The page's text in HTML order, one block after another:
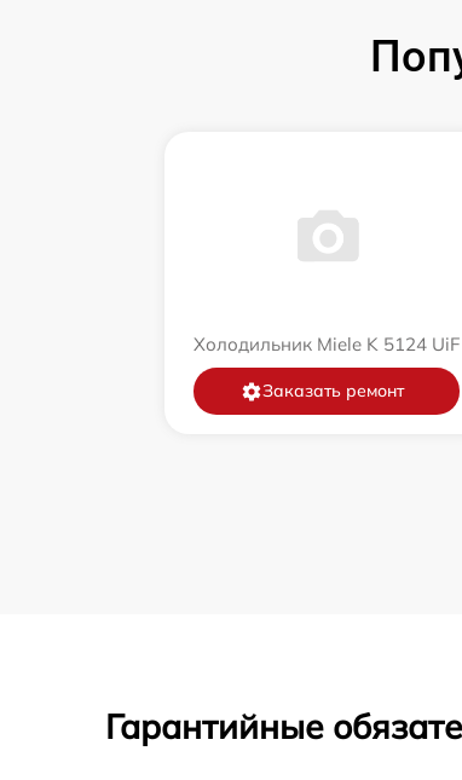
Холодильник Miele K 5124 UiF
Заказать ремонт
Гарантийные